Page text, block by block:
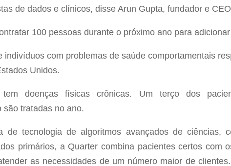
de dados e clínicos, disse Arun Gupta, fundador e
100 pessoas durante o próximo ano para
indivíduos com problemas de saúde comportamentais
Unidos.
doenças físicas crônicas. Um terço dos
são tratadas no ano.
de tecnologia de algoritmos avançados de ciências,
primários, a Quarter combina pacientes certos com
as necessidades de um número maior de